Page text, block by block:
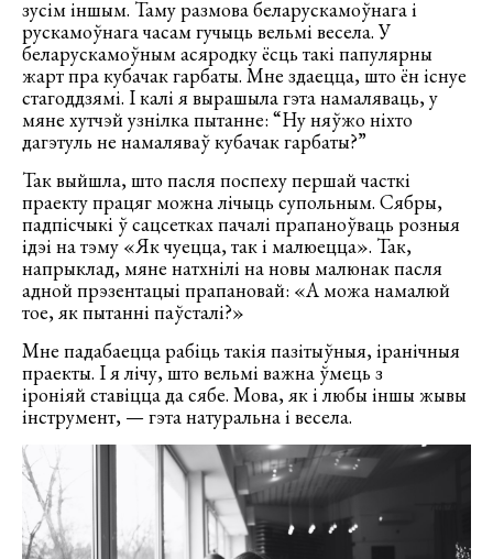
зусім іншым. Таму размова беларускамоўнага і
рускамоўнага часам гучыць вельмі весела. У
беларускамоўным асяродку ёсць такі папулярны
жарт пра кубачак гарбаты. Мне здаецца, што ён існуе
стагоддзямі. І калі я вырашыла гэта намаляваць, у
мяне хутчэй узнілка пытанне: “Ну няўжо ніхто
дагэтуль не намаляваў кубачак гарбаты?”
Так выйшла, што пасля поспеху першай часткі
праекту працяг можна лічыць супольным. Сябры,
падпісчыкі ў сацсетках пачалі прапаноўваць розныя
ідэі на тэму «Як чуецца, так і малюецца». Так,
напрыклад, мяне натхнілі на новы малюнак пасля
адной прэзентацыі прапановай: «А можа намалюй
тое, як пытанні паўсталі?»
Мне падабаецца рабіць такія пазітыўныя, іранічныя
праекты. І я лічу, што вельмі важна ўмець з
іроніяй ставіцца да сябе. Мова, як і любы іншы жывы
інструмент, — гэта натуральна і весела.